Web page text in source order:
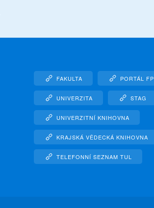
FAKULTA PORTÁL FP
UNIVERZITA STAG
UNIVERZITNÍ KNIHOVNA
KRAJSKÁ VĚDECKÁ KNIHOVNA
TELEFONNÍ SEZNAM TUL